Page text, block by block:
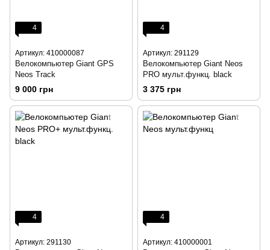
4
Артикул: 410000087
Велокомпьютер Giant GPS
Neos Track
9 000 грн
4
Артикул: 291129
Велокомпьютер Giant Neos
PRO мульт.функц. black
3 375 грн
4
Артикул: 291130
4
Артикул: 410000001